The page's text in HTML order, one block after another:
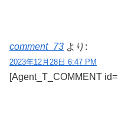
comment_73 より:
2023年12月28日 6:47 PM
[Agent_T_COMMENT